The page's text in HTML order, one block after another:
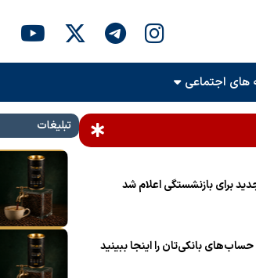
های اجتماعی
برای بازنشستگی اعلام شد
بانکی‌تان را اینجا ببینید
تبلیغات